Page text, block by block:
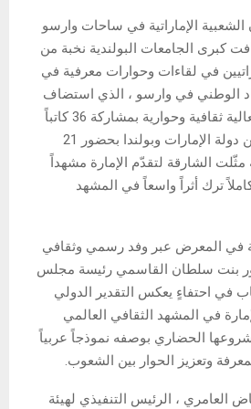
الشعبية الإماراتية في ساحات وارسو
كبرى الجامعات البولندية نخبة من
في لقاءات وحوارات معرفية في
الوطني في وارسو ، الذي استضاف
فعاليات المعرض- 35 فعالية ثقافية وحوارية بمشاركة 36 كاتباً
وشاعراً وفناناً ومبدعاً من دولة الإمارات وبولندا بحضور 21
الشارقة لتقدّم الإمارة مشهداً
ترك أثراً واسعاً في المشهد
في المعرض عبر وفد رسمي وثقافي
بنت سلطان القاسمي رئيسة مجلس
في احتفاءٍ يعكس التقدير الدولي
في المشهد الثقافي العالمي
الحضاري بوصفه نموذجاً عربياً
وتعزيز الحوار بين الشعوب.
العامري ، الرئيس التنفيذي لهيئة